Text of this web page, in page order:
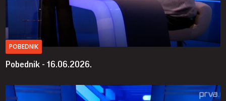
POBEDNIK
Pobednik - 16.06.2026.